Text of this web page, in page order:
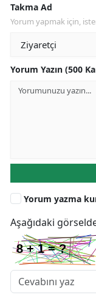
Takma Ad
Yorum yapmak için,
Yorum Yazın (500
Yorum yazma
Aşağıdaki